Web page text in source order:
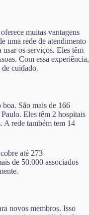
muitas vantagens
uma rede de atendimento
usar os serviços. Eles têm
Com essa experiência,
cuidado.
São mais de 166
Eles têm 2 hospitais
A rede também tem 14
até 273
de 50.000 associados
novos membros. Isso